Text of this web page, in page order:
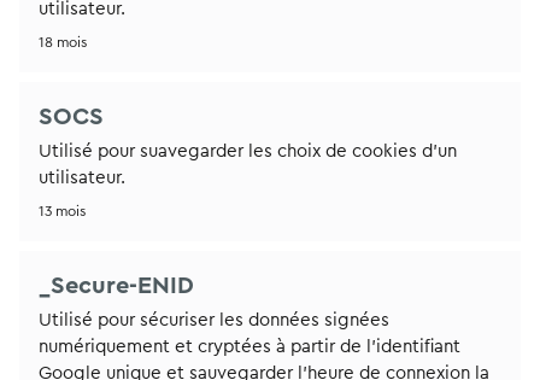
utilisateur.
18 mois
SOCS
Utilisé pour suavegarder les choix de cookies d'un
utilisateur.
13 mois
_Secure-ENID
Utilisé pour sécuriser les données signées
numériquement et cryptées à partir de l'identifiant
Google unique et sauvegarder l'heure de connexion la